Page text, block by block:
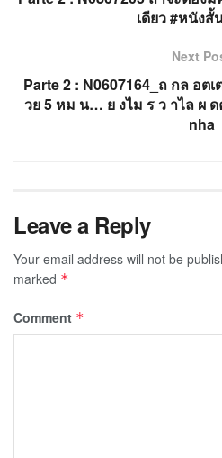
เดียว #หนังสั้
Next
Parte 2 : N0607164_ถ กล อต
วย 5 หม น… ย งไม ร ว าไล ผ
nha
Leave a Reply
Your email address will not be
marked *
Comment *